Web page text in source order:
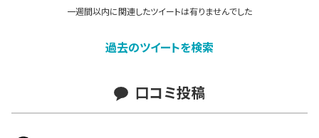
一週間以内に関連したツイートは有りませんでした
過去のツイートを検索
口コミ投稿